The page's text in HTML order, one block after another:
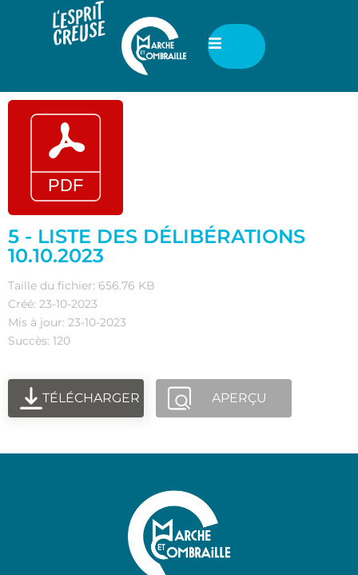
5 - LISTE DES DÉLIBÉRATIONS
10.10.2023
Taille du fichier: 656.76 KB
Créé: 23-10-2023
Mis à jour: 23-10-2023
Succès: 120
TÉLÉCHARGER APERÇU